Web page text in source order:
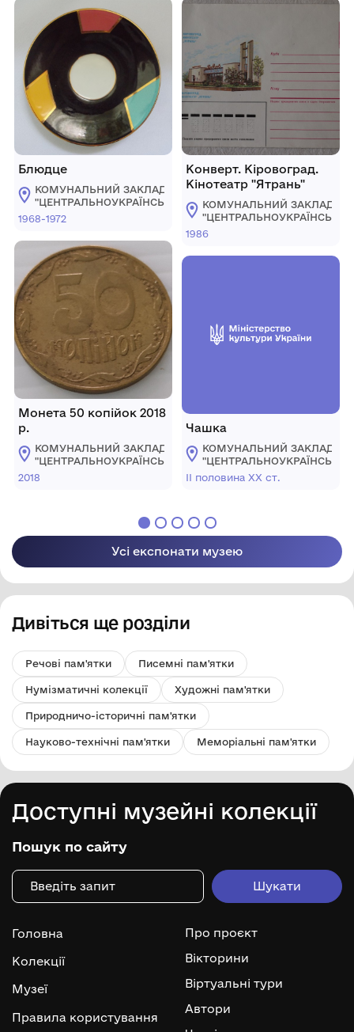
Блюдце
КОМУНАЛЬНИЙ ЗАКЛАД
"ЦЕНТРАЛЬНОУКРАЇНСЬКИЙ
ОБЛАСНИЙ КРАЄЗНАВЧИЙ
1968-1972
Монета 50 копійок 2018
р.
КОМУНАЛЬНИЙ ЗАКЛАД
"ЦЕНТРАЛЬНОУКРАЇНСЬКИЙ
ОБЛАСНИЙ КРАЄЗНАВЧИЙ
2018
Конверт. Кіровоград.
Кінотеатр "Ятрань"
КОМУНАЛЬНИЙ ЗАКЛАД
"ЦЕНТРАЛЬНОУКРАЇНСЬКИЙ
ОБЛАСНИЙ КРАЄЗНАВЧИЙ
1986
Чашка
КОМУНАЛЬНИЙ ЗАКЛАД
"ЦЕНТРАЛЬНОУКРАЇНСЬКИЙ
ОБЛАСНИЙ КРАЄЗНАВЧИЙ
ІІ половина ХХ ст.
Усі експонати музею
Дивіться ще розділи
Речові пам'ятки Писемні пам'ятки
Нумізматичні колекції Художні пам'ятки
Природничо-історичні пам'ятки
Науково-технічні пам'ятки Меморіальні пам'ятки
Доступні музейні колекції
Пошук по сайту
Головна
Колекції
Музеї
Правила користування
Про проєкт
Вікторини
Віртуальні тури
Автори